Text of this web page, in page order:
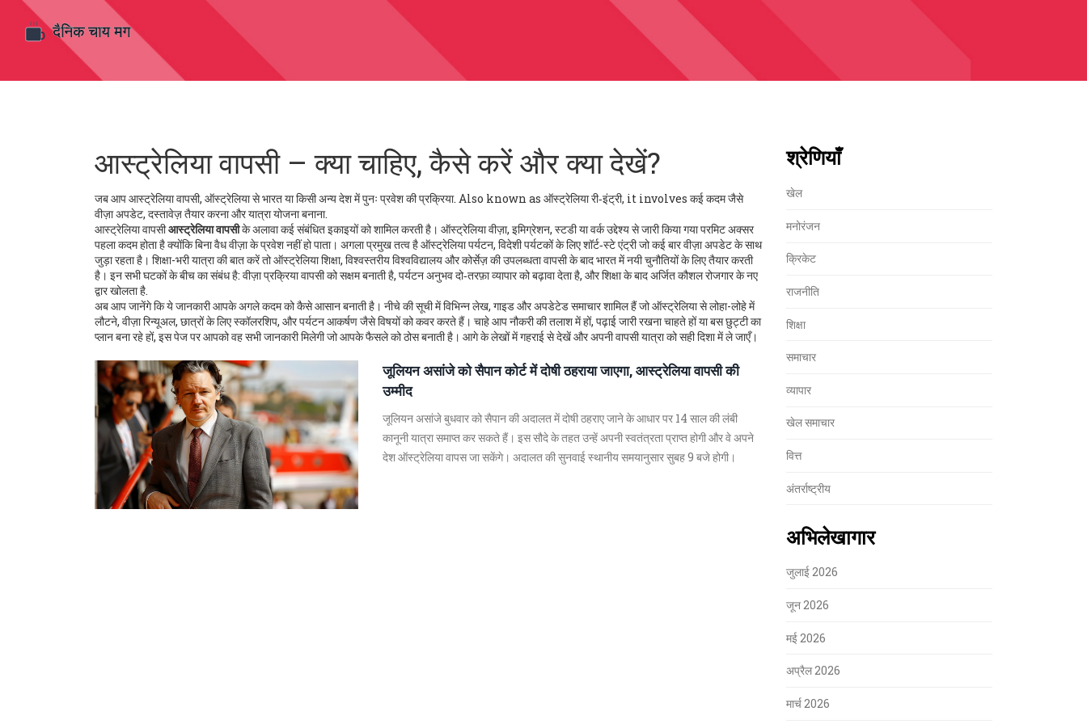
आस्ट्रेलिया वापसी – क्या चाहिए, कैसे करें और क्या देखें?
जब आपआस्ट्रेलिया वापसी, ऑस्ट्रेलिया से भारत या किसी अन्य देश में पुनः प्रवेश की प्रक्रिया. Also known as ऑस्ट्रेलिया री‑इंट्री, it involves कई कदम जैसे
वीज़ा अपडेट, दस्तावेज़ तैयार करना और यात्रा योजना बनाना.
आस्ट्रेलिया वापसीआस्ट्रेलिया वापसीके अलावा कई संबंधित इकाइयों को शामिल करती है। ऑस्ट्रेलिया वीज़ा, इमिग्रेशन, स्टडी या वर्क उद्देश्य से जारी किया गया परमिटअक्सर
पहला कदम होता है क्योंकि बिना वैध वीज़ा के प्रवेश नहीं हो पाता। अगला प्रमुख तत्व हैऑस्ट्रेलिया पर्यटन, विदेशी पर्यटकों के लिए शॉर्ट‑स्टे एंट्रीजो कई बार वीज़ा अपडेट के साथ
जुड़ा रहता है। शिक्षा-भरी यात्रा की बात करें तोऑस्ट्रेलिया शिक्षा, विश्वस्तरीय विश्वविद्यालय और कोर्सेज़ की उपलब्धतावापसी के बाद भारत में नयी चुनौतियों के लिए तैयार करती
है। इन सभी घटकों के बीच का संबंध है: वीज़ा प्रक्रिया वापसी को सक्षम बनाती है, पर्यटन अनुभव दो‑तरफ़ा व्यापार को बढ़ावा देता है, और शिक्षा के बाद अर्जित कौशल रोजगार के नए
द्वार खोलता है.
अब आप जानेंगे कि ये जानकारी आपके अगले कदम को कैसे आसान बनाती है। नीचे की सूची में विभिन्न लेख, गाइड और अपडेटेड समाचार शामिल हैं जो ऑस्ट्रेलिया से लोहा-लोहे में
लौटने, वीज़ा रिन्यूअल, छात्रों के लिए स्कॉलरशिप, और पर्यटन आकर्षण जैसे विषयों को कवर करते हैं। चाहे आप नौकरी की तलाश में हों, पढ़ाई जारी रखना चाहते हों या बस छुट्टी का
प्लान बना रहे हों, इस पेज पर आपको वह सभी जानकारी मिलेगी जो आपके फैसले को ठोस बनाती है। आगे के लेखों में गहराई से देखें और अपनी वापसी यात्रा को सही दिशा में ले जाएँ।
जूलियन असांजे को सैपान कोर्ट में दोषी ठहराया जाएगा, आस्ट्रेलिया वापसी की
उम्मीद
जूलियन असांजे बुधवार को सैपान की अदालत में दोषी ठहराए जाने के आधार पर 14 साल की लंबी
कानूनी यात्रा समाप्त कर सकते हैं। इस सौदे के तहत उन्हें अपनी स्वतंत्रता प्राप्त होगी और वे अपने
देश ऑस्ट्रेलिया वापस जा सकेंगे। अदालत की सुनवाई स्थानीय समयानुसार सुबह 9 बजे होगी।
श्रेणियाँ
खेल
मनोरंजन
क्रिकेट
राजनीति
शिक्षा
समाचार
व्यापार
खेल समाचार
वित्त
अंतर्राष्ट्रीय
अभिलेखागार
जुलाई 2026
जून 2026
मई 2026
अप्रैल 2026
मार्च 2026